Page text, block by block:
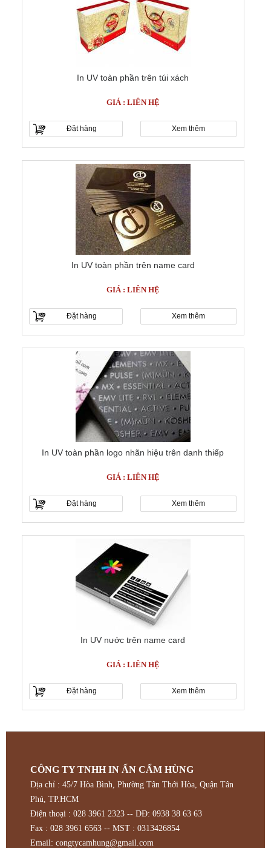
In UV toàn phần trên túi xách
GIÁ : LIÊN HỆ
Đặt hàng Xem thêm
In UV toàn phần trên name card
GIÁ : LIÊN HỆ
Đặt hàng Xem thêm
In UV toàn phần logo nhãn hiệu trên danh thiếp
GIÁ : LIÊN HỆ
Đặt hàng Xem thêm
In UV nước trên name card
GIÁ : LIÊN HỆ
Đặt hàng Xem thêm
CÔNG TY TNHH IN ẤN CẨM HÙNG
Địa chỉ : 45/7 Hòa Bình, Phường Tân Thới Hòa, Quận Tân
Phú, TP.HCM
Điện thoại : 028 3961 2323 -- DĐ: 0938 38 63 63
Fax : 028 3961 6563 -- MST : 0313426854
Email: congtycamhung@gmail.com